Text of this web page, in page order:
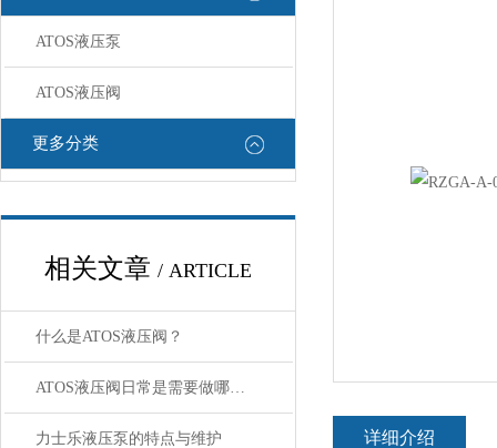
ATOS液压泵
ATOS液压阀
更多分类
相关文章 / ARTICLE
什么是ATOS液压阀？
ATOS液压阀日常是需要做哪些“体检”
力士乐液压泵的特点与维护 详细介绍